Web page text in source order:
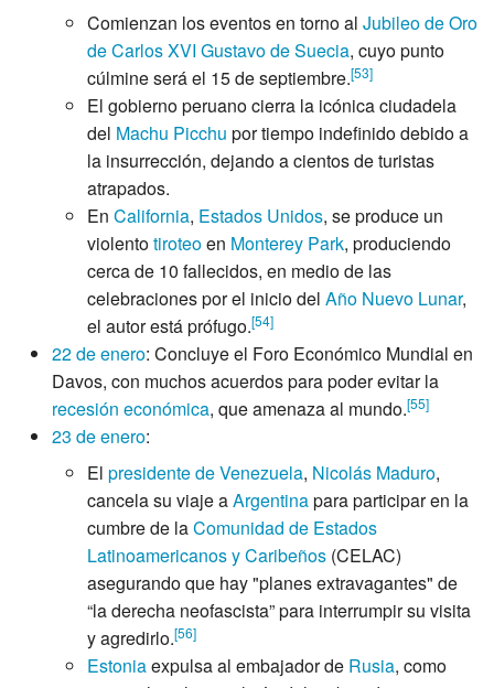
Comienzan los eventos en torno al Jubileo de Oro
de Carlos XVI Gustavo de Suecia, cuyo punto
cúlmine será el 15 de septiembre.[53]
El gobierno peruano cierra la icónica ciudadela
del Machu Picchu por tiempo indefinido debido a
la insurrección, dejando a cientos de turistas
atrapados.
En California, Estados Unidos, se produce un
violentotiroteoen Monterey Park, produciendo
cerca de 10 fallecidos, en medio de las
celebraciones por el inicio del Año Nuevo Lunar,
el autor está prófugo.[54]
22 de enero: Concluye el Foro Económico Mundial en
Davos, con muchos acuerdos para poder evitar la
recesión económica, que amenaza al mundo.[55]
23 de enero:
El presidente de Venezuela, Nicolás Maduro,
cancela su viaje aArgentinapara participar en la
cumbre de laComunidad de Estados
Latinoamericanos y Caribeños (CELAC)
asegurando que hay "planes extravagantes" de
“la derecha neofascista” para interrumpir su visita
y agredirlo.[56]
Estoniaexpulsa al embajador de Rusia, como